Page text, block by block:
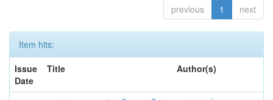
previous 1 next
Item hits:
Issue
Date
Title Author(s)